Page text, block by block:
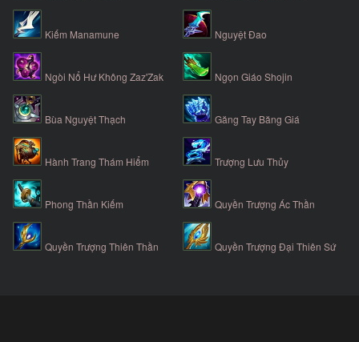
Kiếm Manamune Nguyệt Đao
Ngòi Nổ Hư Không Zaz'Zak Ngọn Giáo Shojin
Bùa Nguyệt Thạch Găng Tay Băng Giá
Hành Trang Thám Hiểm Trượng Lưu Thủy
Phong Thần Kiếm Quyền Trượng Ác Thần
Quyền Trượng Thiên Thần Quyền Trượng Đại Thiên Sứ